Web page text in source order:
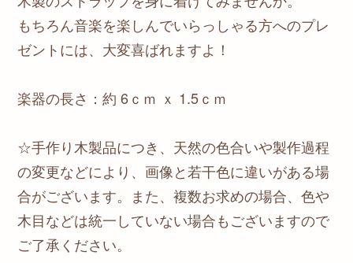
もちろん音楽を楽しんでいらっしゃる方へのプレ
ゼントには、大変喜ばれますよ！
楽器の長さ：約 6ｃｍ ｘ 1.5ｃｍ
☆手作り木製品につき、天然の色合いや製作過程
の変更などにより、画像と若干色に違いがある場
合がございます。また、複数お求めの場合、色や
木目などは統一していない場合もございますので
ご了承ください。